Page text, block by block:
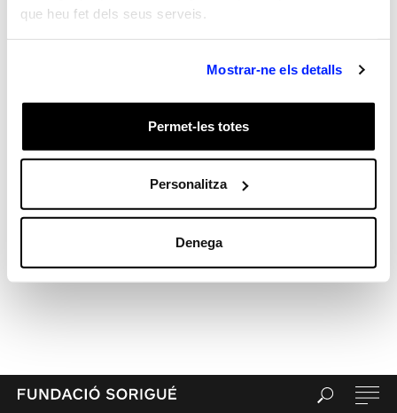
que heu fet dels seus serveis.
Mostrar-ne els detalls
Permet-les totes
Personalitza
Denega
Recent Comments
General
Meta
Canal de les entrades
WordPress.org (en anglès)